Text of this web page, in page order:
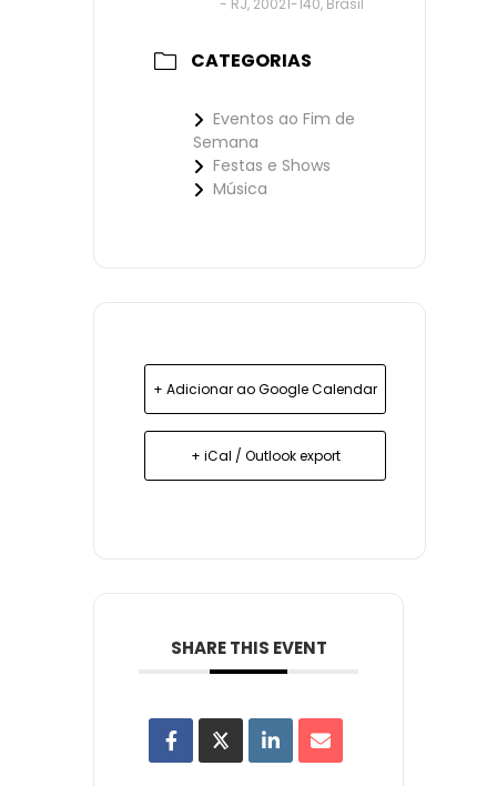
CATEGORIAS
Eventos ao Fim de
Semana
Festas e Shows
Música
+ Adicionar ao Google Calendar
+ iCal / Outlook export
SHARE THIS EVENT